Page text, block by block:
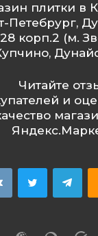
плитки в
Петебрург,
корп.2 (м.